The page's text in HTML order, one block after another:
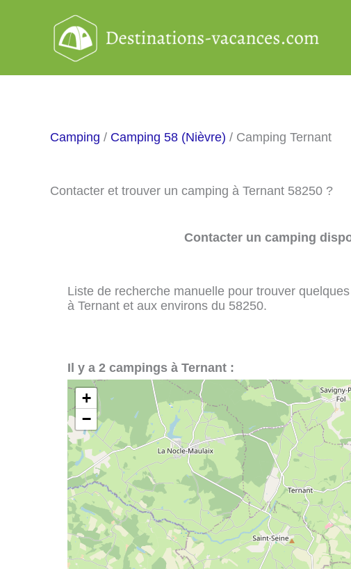
Camping / Camping 58 (Nièvre) / Camping Ternant
Contacter et trouver un camping à Ternant 58250 ?
Contacter un camping
Liste de recherche manuelle pour trouver
à Ternant et aux environs du 58250.
Il y a 2 campings à Ternant :
+
−